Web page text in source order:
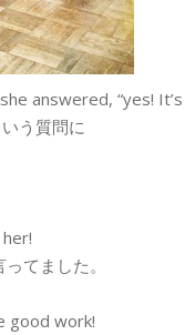
answered, “yes! It’s
う質問に
てました。
good work!